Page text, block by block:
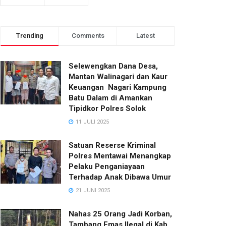
Trending Comments Latest
Selewengkan Dana Desa,
Mantan Walinagari dan Kaur
Keuangan Nagari Kampung
Batu Dalam di Amankan
Tipidkor Polres Solok
11 JULI 2025
Satuan Reserse Kriminal
Polres Mentawai Menangkap
Pelaku Penganiayaan
Terhadap Anak Dibawa Umur
21 JUNI 2025
Nahas 25 Orang Jadi Korban,